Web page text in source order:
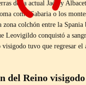
de la actual Jaén y
como Sabaria o los
zona colchón entre la
Leovigildo conquistó a
tuvo que regresar el
del Reino